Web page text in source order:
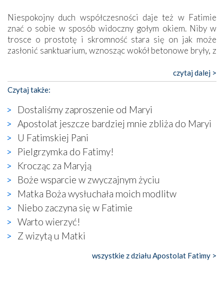
Niespokojny duch współczesności daje też w Fatimie
znać o sobie w sposób widoczny gołym okiem. Niby w
trosce o prostotę i skromność stara się on jak może
zasłonić sanktuarium, wznosząc wokół betonowe bryły, z
katolickiego kultu. Tylko co wspólnego z żywą,
autentyczną wiarą mogą mieć płaskie, szare bunkry albo
kaplice, w których Tabernakulum przypomina bardziej
skrzynkę na narzędzia? Albo co powiedzieć o ustawionym
tuż przy nowej bazylice wielkim krzyżu, na którym
zamiast Chrystusa umieszczono dziwaczną postać jakby
wyjętą ze starożytnych hieroglifów? W kulturowym
kontekście naszych czasów to raczej karykatura niż godny
wizerunek Zbawiciela…
Zatem nawet w bezpośrednim otoczeniu sanktuarium
naocznie przekonaliśmy się, że wewnątrz Kościoła toczy
się ogromna walka o kształt katolicyzmu i o serca
wierzących. Do czego to zmaganie może prowadzić,
widzieliśmy w urokliwym, niewielkim mieście Obidos,
gdzie w miejscu dawnego kościoła działa dzisiaj…
księgarnia.
Nasze pielgrzymkowe wyprawy, których celem były
czytaj dalej >
Czytaj także:
Dostaliśmy zaproszenie od Maryi
Apostolat jeszcze bardziej mnie zbliża do Maryi
U Fatimskiej Pani
Pielgrzymka do Fatimy!
Krocząc za Maryją
Boże wsparcie w zwyczajnym życiu
Matka Boża wysłuchała moich modlitw
Niebo zaczyna się w Fatimie
Warto wierzyć!
Z wizytą u Matki
wszystkie z działu Apostolat Fatimy >